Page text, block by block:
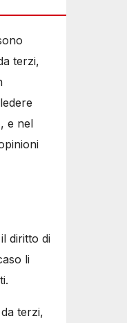
terzi,
e nel
diritto di
li
terzi,